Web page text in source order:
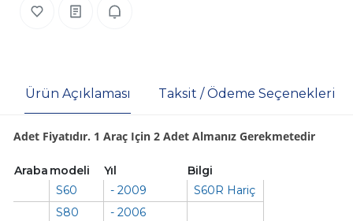
Ürün Açıklaması Taksit / Ödeme Seçenekleri
Adet Fiyatıdır. 1 Araç Için 2 Adet Almanız Gerekmetedir
Araba modeli Yıl
Bilgi
S60
- 2009
S60R Hariç
S80
- 2006